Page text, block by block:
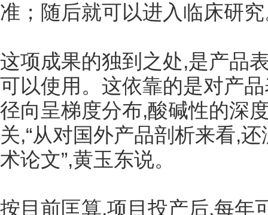
准；随后就可以进入临床研
这项成果的独到之处,是产品
可以使用。这依靠的是对产
径向呈梯度分布,酸碱性的深
关,“从对国外产品剖析来看,
术论文”,黄玉东说。
按目前匡算,项目投产后,每年